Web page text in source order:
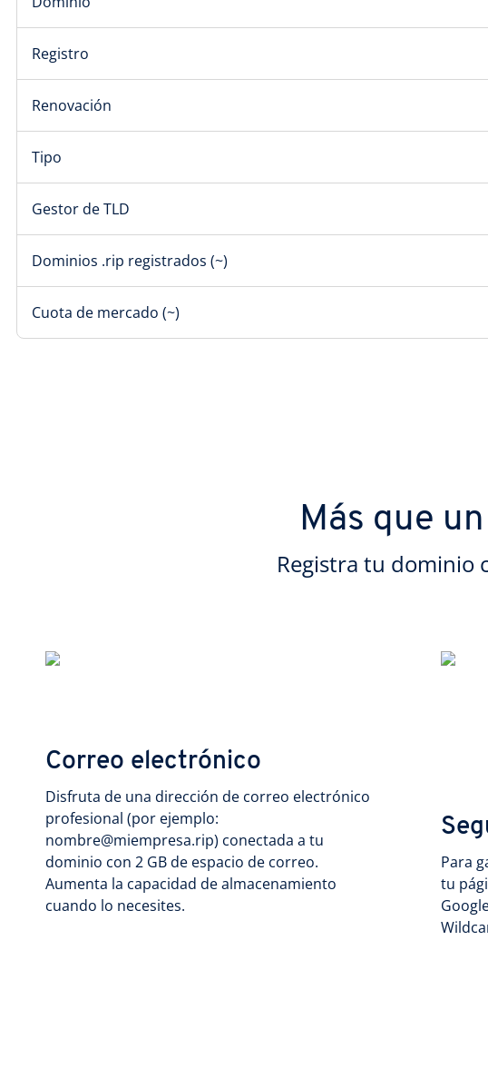
Registro
Renovación
Tipo
Gestor de TLD
Dominios .rip registrados (~)
Cuota de mercado (~)
Más que
Registra tu dominio
Correo electrónico
Disfruta de una dirección de correo electrónico
profesional (por ejemplo:
nombre@miempresa.rip) conectada a tu
dominio con 2 GB de espacio de correo.
Aumenta la capacidad de almacenamiento
cuando lo necesites.
Para
tu